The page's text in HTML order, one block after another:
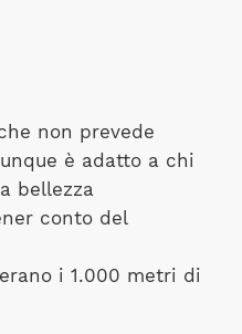
non prevede
è adatto a chi
bellezza
conto del
i 1.000 metri di